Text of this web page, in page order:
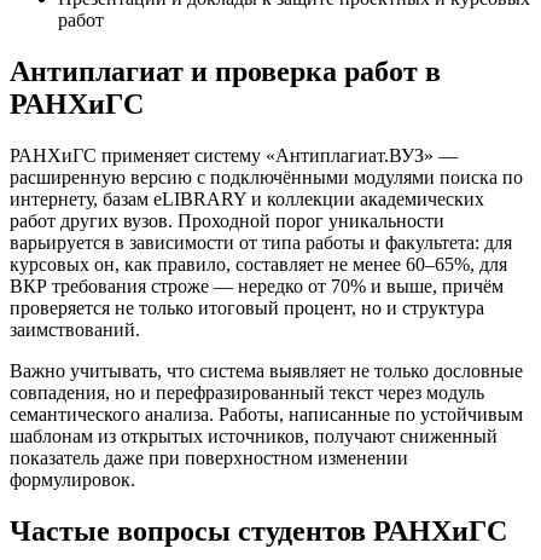
работ
Антиплагиат и проверка работ в
РАНХиГС
РАНХиГС применяет систему «Антиплагиат.ВУЗ» —
расширенную версию с подключёнными модулями поиска по
интернету, базам eLIBRARY и коллекции академических
работ других вузов. Проходной порог уникальности
варьируется в зависимости от типа работы и факультета: для
курсовых он, как правило, составляет не менее 60–65%, для
ВКР требования строже — нередко от 70% и выше, причём
проверяется не только итоговый процент, но и структура
заимствований.
Важно учитывать, что система выявляет не только дословные
совпадения, но и перефразированный текст через модуль
семантического анализа. Работы, написанные по устойчивым
шаблонам из открытых источников, получают сниженный
показатель даже при поверхностном изменении
формулировок.
Частые вопросы студентов РАНХиГС